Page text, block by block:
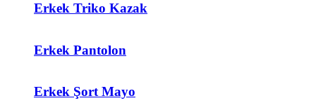
Erkek Triko Kazak
Erkek Pantolon
Erkek Şort Mayo